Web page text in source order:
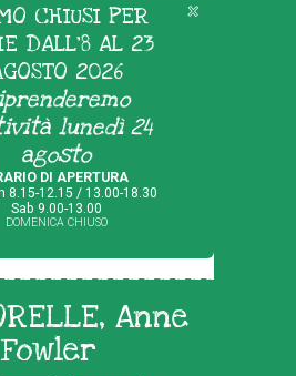
CHIUSI PER
DALL'8 AL 23
2026
lunedì 24
agosto
DI APERTURA
8.15-12.15 / 13.00-18.30
Sab 9.00-13.00
DOMENICA CHIUSO
Anne
Fowler